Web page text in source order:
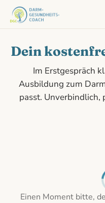
Dein
Im Erstgespräch
Ausbildung zum
passt. Unverbindlich,
Einen Moment bitte,